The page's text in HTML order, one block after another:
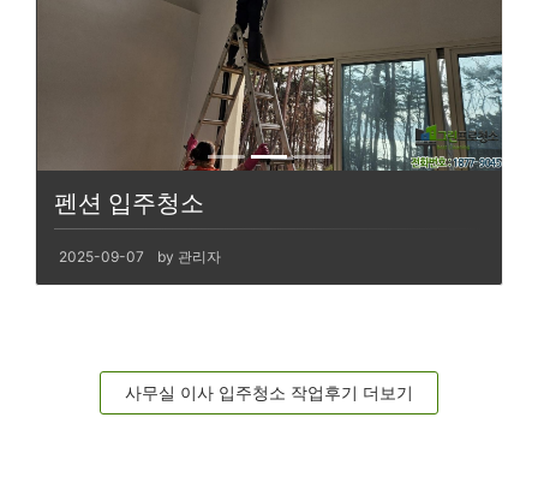
펜션 입주청소
2025-09-07 by 관리자
사무실 이사 입주청소 작업후기 더보기